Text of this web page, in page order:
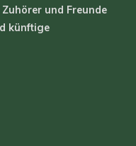
und Freunde
künftige